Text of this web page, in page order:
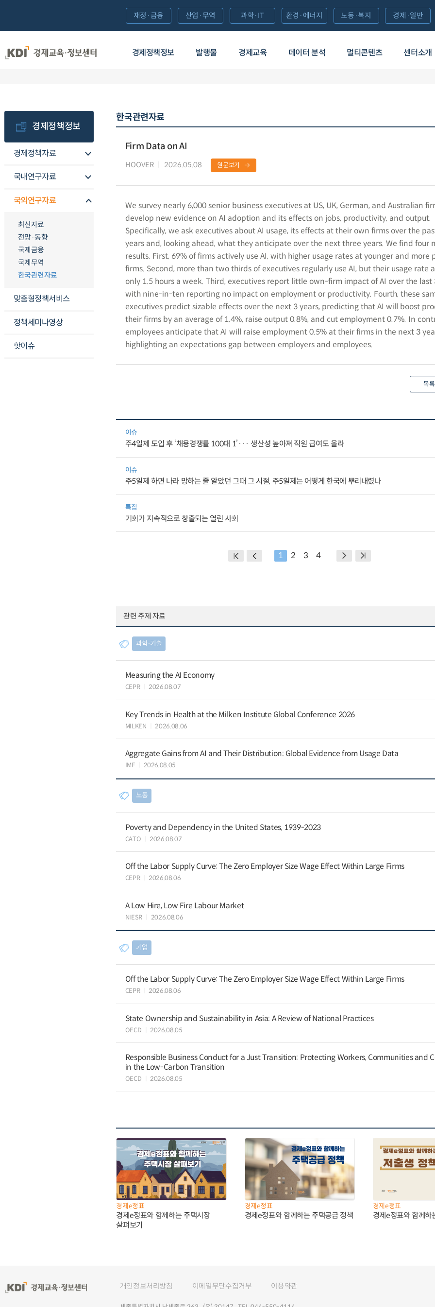
경제정책정보 발행물 경제교육 데이터 분석 멀티콘텐츠 센터소개
재정·금융 산업·무역 과학·IT 환경·에너지 노동·복지 경제·일반
경제정책정보
경제정책자료
국내연구자료
국외연구자료
최신자료
전망·동향
국제금융
국제무역
한국관련자료
맞춤형정책서비스
정책세미나영상
핫이슈
한국관련자료
Firm Data on AI
HOOVER 2026.05.08 원문보기
We survey nearly 6,000 senior business executives at US, UK, German, and Australian
develop new evidence on AI adoption and its effects on jobs, productivity, and output.
Specifically, we ask executives about AI usage, its effects at their own firms over the
years and, looking ahead, what they anticipate over the next three years. We find four
results. First, 69% of firms actively use AI, with higher usage rates at younger and more
firms. Second, more than two thirds of executives regularly use AI, but their usage rate
only 1.5 hours a week. Third, executives report little own-firm impact of AI over the last
with nine-in-ten reporting no impact on employment or productivity. Fourth, these
executives predict sizable effects over the next 3 years, predicting that AI will boost
their firms by an average of 1.4%, raise output 0.8%, and cut employment 0.7%. In
employees anticipate that AI will raise employment 0.5% at their firms in the next 3
highlighting an expectations gap between employers and employees.
목
이슈
주4일제 도입 후 ‘채용경쟁률 100대 1’··· 생산성 높아져 직원 급여도 올라
이슈
주5일제 하면 나라 망하는 줄 알았던 그때 그 시절, 주5일제는 어떻게 한국에 뿌리내렸나
특집
기회가 지속적으로 창출되는 열린 사회
1 2 3 4
관련 주제 자료
과학∙기술
Measuring the AI Economy
CEPR 2026.08.07
Key Trends in Health at the Milken Institute Global Conference 2026
MILKEN 2026.08.06
Aggregate Gains from AI and Their Distribution: Global Evidence from Usage Data
IMF 2026.08.05
노동
Poverty and Dependency in the United States, 1939-2023
CATO 2026.08.07
Off the Labor Supply Curve: The Zero Employer Size Wage Effect Within Large Firms
CEPR 2026.08.06
A Low Hire, Low Fire Labour Market
NIESR 2026.08.06
기업
Off the Labor Supply Curve: The Zero Employer Size Wage Effect Within Large Firms
CEPR 2026.08.06
State Ownership and Sustainability in Asia: A Review of National Practices
OECD 2026.08.05
Responsible Business Conduct for a Just Transition: Protecting Workers, Communities and
in the Low-Carbon Transition
OECD 2026.08.05
경제e정표
경제e정표와 함께하는 주택시장
살펴보기
경제e정표
경제e정표와 함께하는 주택공급 정책
경제e정표
경제e정표와 함께하
개인정보처리방침 이메일무단수집거부 이용약관